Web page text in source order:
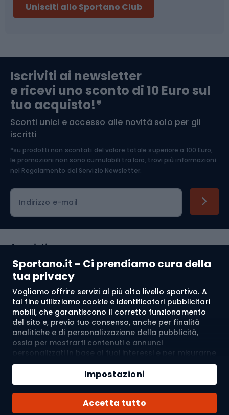
Sportano.it - Ci prendiamo cura della
tua privacy
Vogliamo offrire servizi al più alto livello sportivo. A
tal fine utilizziamo cookie e identificatori pubblicitari
mobili, che garantiscono il corretto funzionamento
del sito e, previo tuo consenso, anche per finalità
analitiche e di personalizzazione della pubblicità,
ossia per mostrarti contenuti e annunci
personalizzati in base ai tuoi interessi e per misurarne
l’efficacia. I cookie e gli identificatori pubblicitari
mobili possono essere utilizzati sia per attività
pubblicitarie personalizzate sia non personalizzate, a
seconda dei consensi da te espressi. Se clicchi su
“Accetta tutto”, acconsenti al trattamento dei tuoi
Accetta tutto
Impostazioni
Quantità
Aggiungi al carrello
Acquista con
Abbigliamento da escursionismo
Componenti per biciclette
Arrampicata
Medicina dello sport
Abbigliamento ciclistico
Unisciti allo Sportano Club
Iscriviti ai newsletter
e ricevi uno sconto di 10 Euro sul
tuo acquisto!*
Sconti unici e accesso alle novità solo per gli
iscritti
*su prodotti non scontati del valore totale superiore a 100 Euro,
le promozioni non sono cumulabili tra loro, trovi più informazioni
nel Regolamento del Servizio Newsletter.
Indirizzo e-mail
Acquisti
Servizio clienti
Regolamento
Chi siamo
© 2026 Sportano